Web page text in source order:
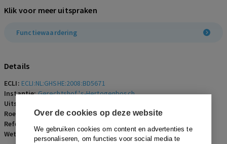
Over de cookies op deze website
We gebruiken cookies om content en advertenties te
personaliseren, om functies voor social media te
Klik voor meer uitspraken
Functiewaardering
Details
ECLI: ECLI:NL:GHSHE:2008:BD5671
Instantie:Gerechtshof 's-Hertogenbosch
Uitspraakdatum:
Roepnaam:ECLI:NL:GHSHE:2008:BD5671
Referentienummer:
Wetsartikelen:7:611 BW